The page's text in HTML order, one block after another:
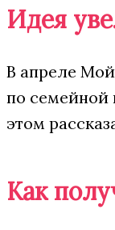
Идея
В апреле
по семейной
этом
Как